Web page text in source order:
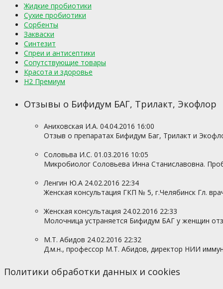
Жидкие пробиотики
Сухие пробиотики
Сорбенты
Закваски
Синтезит
Спреи и антисептики
Сопутствующие товары
Красота и здоровье
H2 Премиум
Отзывы о Бифидум БАГ, Трилакт, Экофлор
Аниховская И.А. 04.04.2016 16:00
Отзыв о препаратах Бифидум Баг, Трилакт и
Соловьва И.С. 01.03.2016 10:05
Микробиолог Соловьева Инна Станиславовна.
Ленгин Ю.А 24.02.2016 22:34
Женская консультация ГКП № 5, г.Челябинск Гл.
Женская консультация 24.02.2016 22:33
Молочница устраняется Бифидум БАГ у женщин
М.Т. Абидов 24.02.2016 22:32
Д.м.н., профессор М.Т. Абидов, директор НИИ
Политики обработки данных и cookies